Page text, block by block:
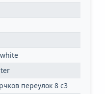
переулок 8 с3